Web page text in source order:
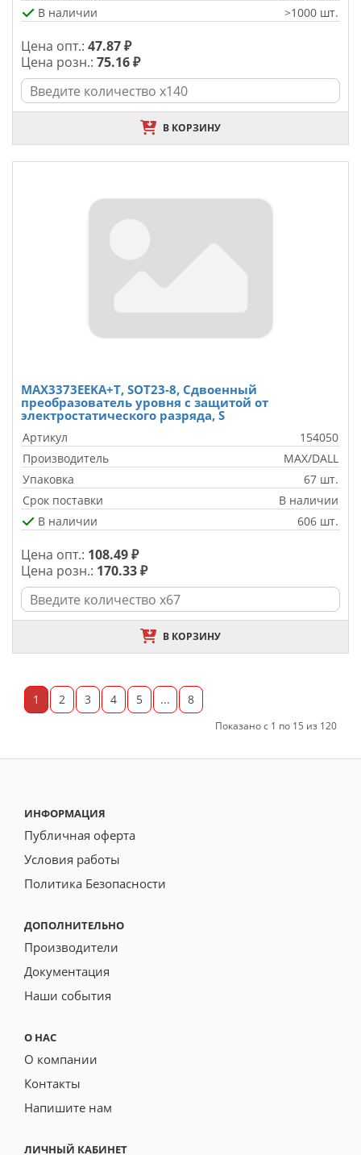
В наличии
>1000 шт.
Цена опт.: 47.87 ₽
Цена розн.: 75.16 ₽
В КОРЗИНУ
MAX3373EEKA+T, SOT23-8, Сдвоенный
преобразователь уровня с защитой от
электростатического разряда, S
Артикул
154050
Производитель
MAX/DALL
Упаковка
67 шт.
Срок поставки
В наличии
В наличии
606 шт.
Цена опт.: 108.49 ₽
Цена розн.: 170.33 ₽
В КОРЗИНУ
1 2 3 4 5 ... 8
Показано с 1 по 15 из 120
ИНФОРМАЦИЯ
Публичная оферта
Условия работы
Политика Безопасности
ДОПОЛНИТЕЛЬНО
Производители
Документация
Наши события
О НАС
О компании
Контакты
Напишите нам
ЛИЧНЫЙ КАБИНЕТ